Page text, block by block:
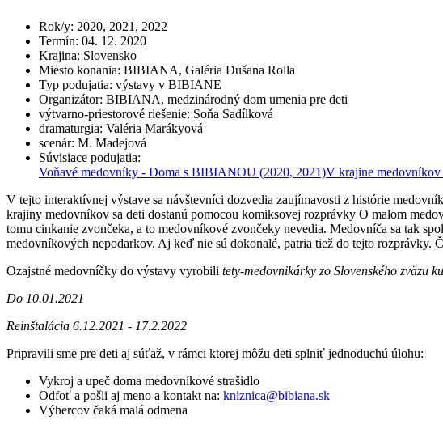
Rok/y: 2020, 2021, 2022
Termín: 04. 12. 2020
Krajina: Slovensko
Miesto konania: BIBIANA, Galéria Dušana Rolla
Typ podujatia: výstavy v BIBIANE
Organizátor: BIBIANA, medzinárodný dom umenia pre deti
výtvarno-priestorové riešenie: Soňa Sadílková
dramaturgia: Valéria Marákyová
scenár: M. Madejová
Súvisiace podujatia:
Voňavé medovníky - Doma s BIBIANOU (2020, 2021)V krajine
V tejto interaktívnej výstave sa návštevníci dozvedia zaujímavosti z histórie
krajiny medovníkov sa deti dostanú pomocou komiksovej rozprávky O malom
tomu cinkanie zvončeka, a to medovníkové zvončeky nevedia. Medovníča sa tak
medovníkových nepodarkov. Aj keď nie sú dokonalé, patria tiež do tejto rozprávky.
Ozajstné medovníčky do výstavy vyrobili tety-medovnikárky zo Slovenského zväzu
Do 10.01.2021
Reinštalácia 6.12.2021 - 17.2.2022
Pripravili sme pre deti aj súťaž, v rámci ktorej môžu deti splniť jednoduchú úlohu:
Vykroj a upeč doma medovníkové strašidlo
Odfoť a pošli aj meno a kontakt na: kniznica@bibiana.sk
Výhercov čaká malá odmena